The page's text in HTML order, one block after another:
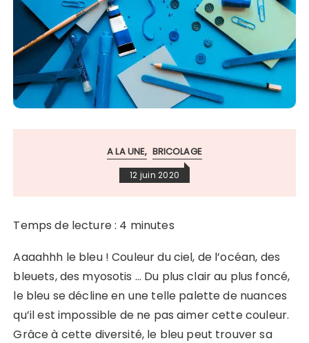
A LA UNE BRICOLAGE
12 juin 2020
Temps de lecture : 4 minutes
Aaaahhh le bleu ! Couleur du ciel, de l’océan, des
bleuets, des myosotis … Du plus clair au plus foncé,
le bleu se décline en une telle palette de nuances
qu’il est impossible de ne pas aimer cette couleur.
Grâce à cette diversité, le bleu peut trouver sa